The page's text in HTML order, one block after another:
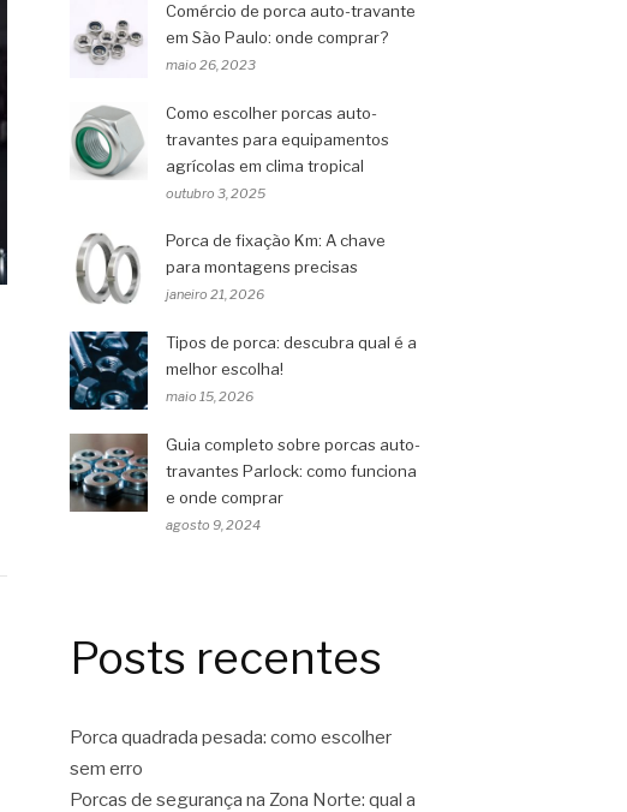
Comércio de porca auto-travante
em São Paulo: onde comprar?
maio 26, 2023
Como escolher porcas auto-
travantes para equipamentos
agrícolas em clima tropical
outubro 3, 2025
Porca de fixação Km: A chave
para montagens precisas
janeiro 21, 2026
Tipos de porca: descubra qual é a
melhor escolha!
maio 15, 2026
Guia completo sobre porcas auto-
travantes Parlock: como funciona
e onde comprar
agosto 9, 2024
Posts recentes
Porca quadrada pesada: como escolher
sem erro
Porcas de segurança na Zona Norte: qual a